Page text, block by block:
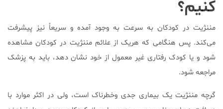
کنیم؟
مننژیت در کودکان به سرعت به وجود آمده و سریعاً نیز پیشرفت
می‌کند. پس هنگامی که هریک از علائم مننژیت در کودکان مشاهده
شود و یا کودک رفتاری غیر معمول از خود نشان دهد، باید به پزشک
مراجعه شود.
گرچه مننژیت یک بیماری جدی و‌خطرناک است، ولی در اکثر موارد با